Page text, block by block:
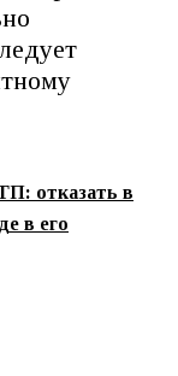
отказать в
в его